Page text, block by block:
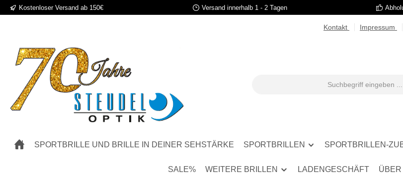
Hauptinhalt springen
Zur Suche springen
Zur Hauptnavigation springen
Kostenloser Versand ab 150€ Versand innerhalb 1 - 2 Tagen
Kontakt Impressum
SPORTBRILLE UND BRILLE IN DEINER SEHSTÄRKE SPORTBRILLEN SPORTBRILLEN-
SALE% WEITERE BRILLEN LADENGESCHÄFT ÜBER